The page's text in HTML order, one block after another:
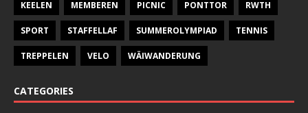
KEELEN MEMBEREN PICNIC PONTTOR RWTH
SPORT STAFFELLAF SUMMEROLYMPIAD TENNIS
TREPPELEN VELO WÄIWANDERUNG
CATEGORIES